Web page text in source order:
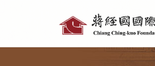
具